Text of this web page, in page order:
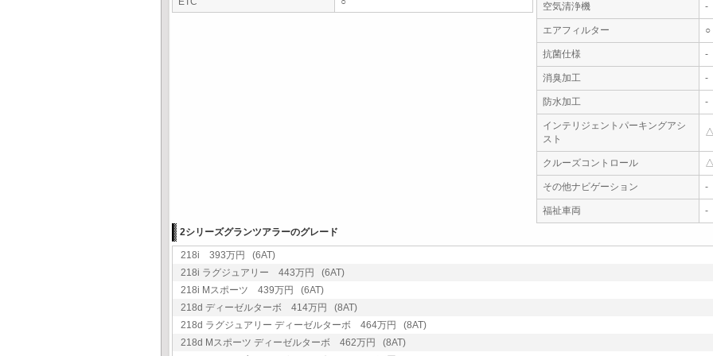
空気清浄機 -
エアフィルター ○
抗菌仕様 -
消臭加工 -
防水加工 -
インテリジェントパーキングアシ
スト
クルーズコントロール
その他ナビゲーション -
福祉車両
-
2シリーズグランツアラーのグレード
218i 393万円 (6AT)
218i ラグジュアリー 443万円 (6AT)
218i Mスポーツ 439万円 (6AT)
218d ディーゼルターボ 414万円 (8AT)
218d ラグジュアリー ディーゼルターボ 464万円 (8AT)
218d Mスポーツ ディーゼルターボ 462万円 (8AT)